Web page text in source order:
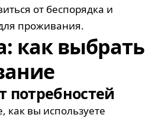
от беспорядка и
проживания.
как выбрать
потребностей
как вы используете